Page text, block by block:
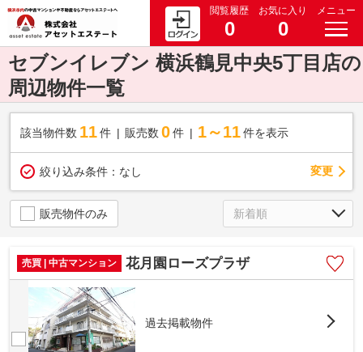
閲覧履歴
0
お気に入り
0
メニュー
セブンイレブン 横浜鶴見中央5丁目店の
周辺物件一覧
該当物件数 11件 販売数 0 件 1～11 件を表示
絞り込み条件： なし 変更
販売物件のみ
売買 | 中古マンション 花月園ローズプラザ
過去掲載物件